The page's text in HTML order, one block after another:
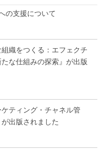
の支援について
織をつくる：エフェクチ
な仕組みの探索』が出版
ティング・チャネル管
出版されました